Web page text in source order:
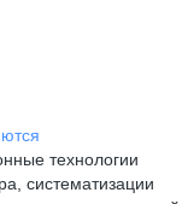
технологии
систематизации